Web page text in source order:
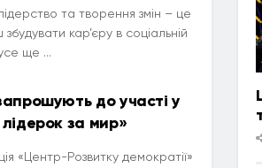
лідерство та творення змін – це
кар’єру в соціальній
ще ...
до участі у
за мир»
«Центр-Розвитку демократії»